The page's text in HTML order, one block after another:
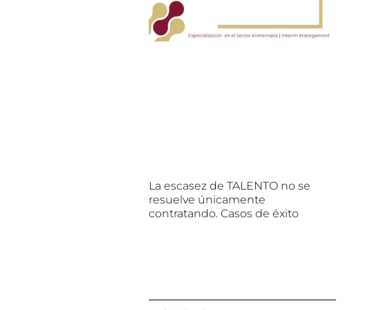
La escasez de TALENTO no se
resuelve únicamente
contratando. Casos de éxito